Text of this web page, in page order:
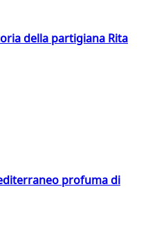
della partigiana Rita
profuma di